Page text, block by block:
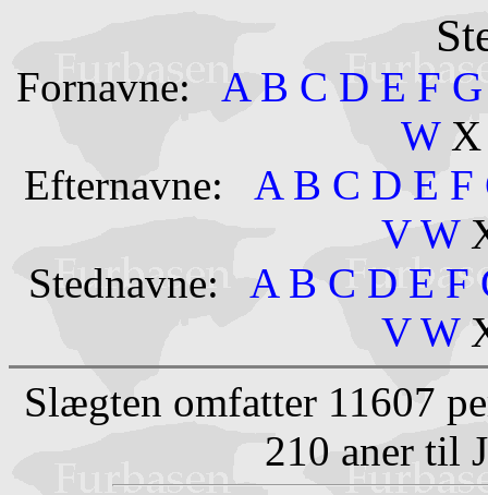
Fornavne: A B C D E F
W
Efternavne: A B C D E F
VW
Stednavne: A B C D E F
VW
Slægten omfatter 11607
210 aner til